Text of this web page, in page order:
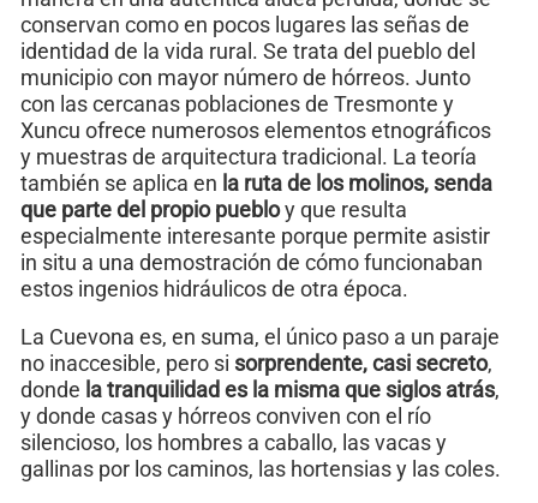
conservan como en pocos lugares las señas de
identidad de la vida rural. Se trata del pueblo del
municipio con mayor número de hórreos. Junto
con las cercanas poblaciones de Tresmonte y
Xuncu ofrece numerosos elementos etnográficos
y muestras de arquitectura tradicional. La teoría
también se aplica en la ruta de los molinos, senda
que parte del propio puebloy que resulta
especialmente interesante porque permite asistir
in situ a una demostración de cómo funcionaban
estos ingenios hidráulicos de otra época.
La Cuevona es, en suma, el único paso a un paraje
no inaccesible, pero si sorprendente, casi secreto,
donde la tranquilidad es la misma que siglos atrás,
y donde casas y hórreos conviven con el río
silencioso, los hombres a caballo, las vacas y
gallinas por los caminos, las hortensias y las coles.